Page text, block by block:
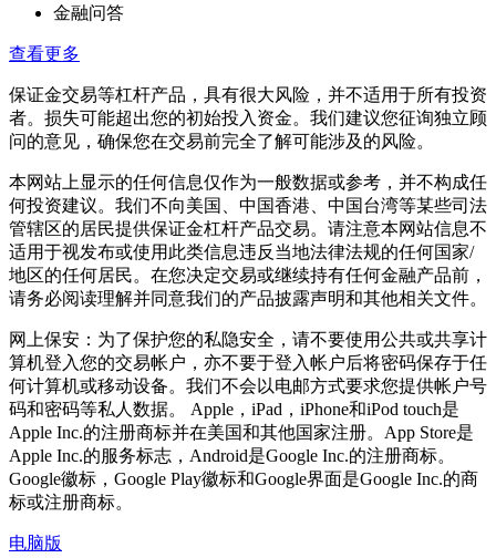
金融问答
查看更多
保证金交易等杠杆产品，具有很大风险，并不适用于所有投资
者。损失可能超出您的初始投入资金。我们建议您征询独立顾
问的意见，确保您在交易前完全了解可能涉及的风险。
本网站上显示的任何信息仅作为一般数据或参考，并不构成任
何投资建议。我们不向美国、中国香港、中国台湾等某些司法
管辖区的居民提供保证金杠杆产品交易。请注意本网站信息不
适用于视发布或使用此类信息违反当地法律法规的任何国家/
地区的任何居民。在您决定交易或继续持有任何金融产品前，
请务必阅读理解并同意我们的产品披露声明和其他相关文件。
网上保安：为了保护您的私隐安全，请不要使用公共或共享计
算机登入您的交易帐户，亦不要于登入帐户后将密码保存于任
何计算机或移动设备。我们不会以电邮方式要求您提供帐户号
码和密码等私人数据。 Apple，iPad，iPhone和iPod touch是
Apple Inc.的注册商标并在美国和其他国家注册。App Store是
Apple Inc.的服务标志，Android是Google Inc.的注册商标。
Google徽标，Google Play徽标和Google界面是Google Inc.的商
标或注册商标。
电脑版